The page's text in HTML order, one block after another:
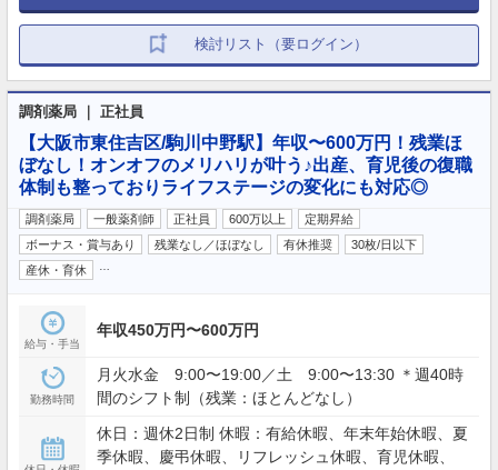
検討リスト（要ログイン）
調剤薬局 ｜ 正社員
【大阪市東住吉区/駒川中野駅】年収〜600万円！残業ほ
ぼなし！オンオフのメリハリが叶う♪出産、育児後の復職
体制も整っておりライフステージの変化にも対応◎
調剤薬局 一般薬剤師 正社員 600万以上
定期昇給
ボーナス・賞与あり
残業なし／ほぼなし 有休推奨
30枚/日以下
産休・育休
給与・手当
年収450万円〜600万円
勤務時間
月火水金 9:00〜19:00／土 9:00〜13:30 ＊週40時
間のシフト制（残業：ほとんどなし）
休日：週休2日制 休暇：有給休暇、年末年始休暇、夏
季休暇、慶弔休暇、リフレッシュ休暇、育児休暇、